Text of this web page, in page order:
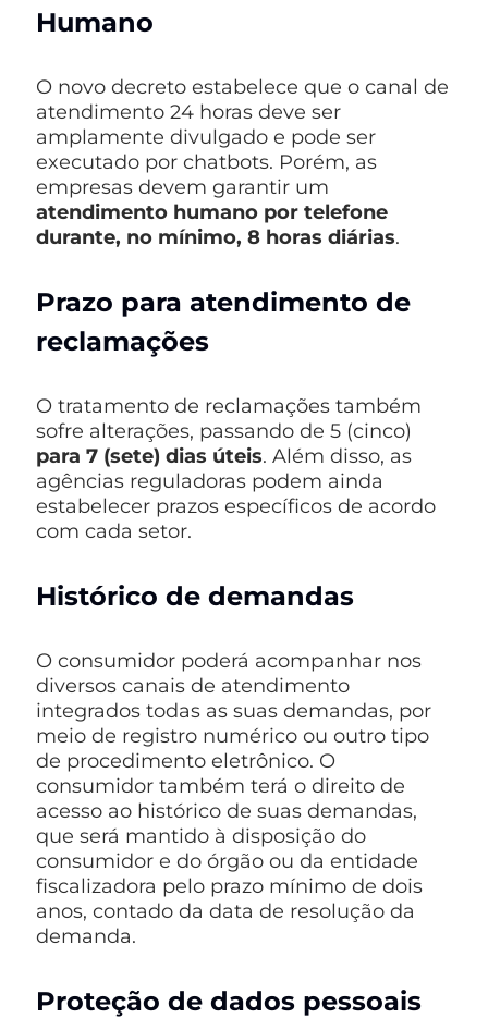
Humano
O novo decreto estabelece que o canal de
atendimento 24 horas deve ser
amplamente divulgado e pode ser
executado por chatbots. Porém, as
empresas devem garantir um
atendimento humano por telefone
durante, no mínimo, 8 horas diárias.
Prazo para atendimento de
reclamações
O tratamento de reclamações também
sofre alterações, passando de 5 (cinco)
para 7 (sete) dias úteis. Além disso, as
agências reguladoras podem ainda
estabelecer prazos específicos de acordo
com cada setor.
Histórico de demandas
O consumidor poderá acompanhar nos
diversos canais de atendimento
integrados todas as suas demandas, por
meio de registro numérico ou outro tipo
de procedimento eletrônico. O
consumidor também terá o direito de
acesso ao histórico de suas demandas,
que será mantido à disposição do
consumidor e do órgão ou da entidade
fiscalizadora pelo prazo mínimo de dois
anos, contado da data de resolução da
demanda.
Proteção de dados pessoais